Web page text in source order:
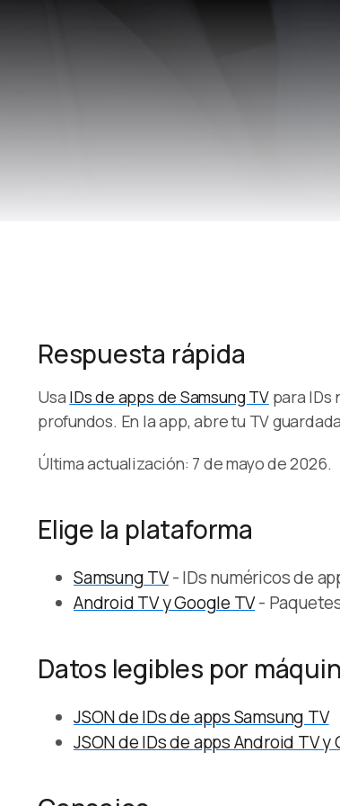
Respuesta rápida
Usa IDs de apps de Samsung TVpara IDs
profundos. En la app, abre tu TV
Última actualización: 7 de mayo de 2026.
Elige la plataforma
Samsung TV- IDs numéricos de
Android TV y Google TV-
Datos legibles por
JSON de IDs de apps Samsung TV
JSON de IDs de apps Android TV y